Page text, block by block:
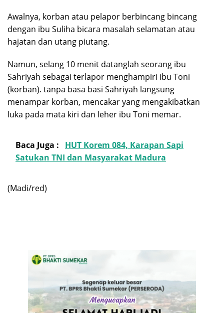
Awalnya, korban atau pelapor berbincang bincang
dengan ibu Suliha bicara masalah selamatan atau
hajatan dan utang piutang.
Namun, selang 10 menit datanglah seorang ibu
Sahriyah sebagai terlapor menghampiri ibu Toni
(korban). tanpa basa basi Sahriyah langsung
menampar korban, mencakar yang mengakibatkan
luka pada mata kiri dan leher ibu Toni memar.
Baca Juga :
HUT Korem 084, Karapan Sapi
Satukan TNI dan Masyarakat Madura
(Madi/red)